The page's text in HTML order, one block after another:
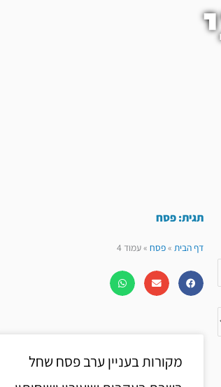
תגית: פסח
דף הבית»פסח»עמוד 4
מקורות בעניין ערב פסח שחל